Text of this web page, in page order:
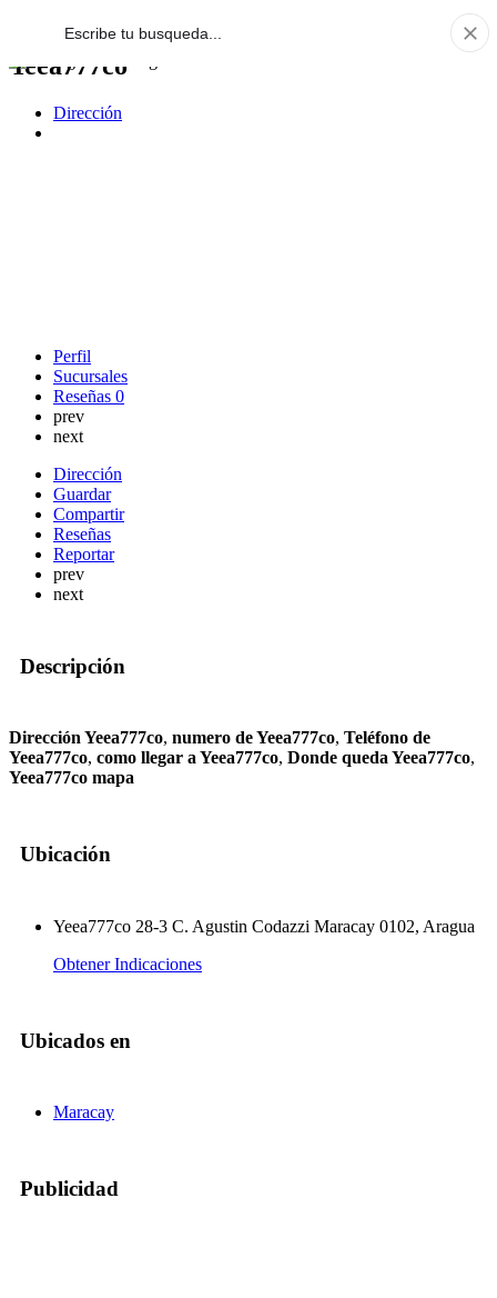
Yeea777co
Dirección
Perfil
Sucursales
Reseñas 0
prev
next
Dirección
Guardar
Compartir
Reseñas
Reportar
prev
next
Descripción
Dirección Yeea777co, numero de Yeea777co, Teléfono de
Yeea777co, como llegar a Yeea777co, Donde queda Yeea777co,
Yeea777co mapa
Ubicación
Yeea777co 28-3 C. Agustin Codazzi Maracay 0102, Aragua
Obtener Indicaciones
Ubicados en
Maracay
Publicidad